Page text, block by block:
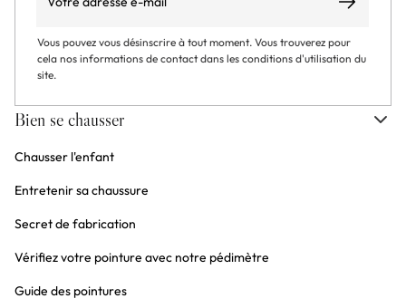
S’abonner
Vous pouvez vous désinscrire à tout moment. Vous trouverez pour
cela nos informations de contact dans les conditions d'utilisation du
site.
Bien se chausser
Chausser l'enfant
Entretenir sa chaussure
Secret de fabrication
Vérifiez votre pointure avec notre pédimètre
Guide des pointures